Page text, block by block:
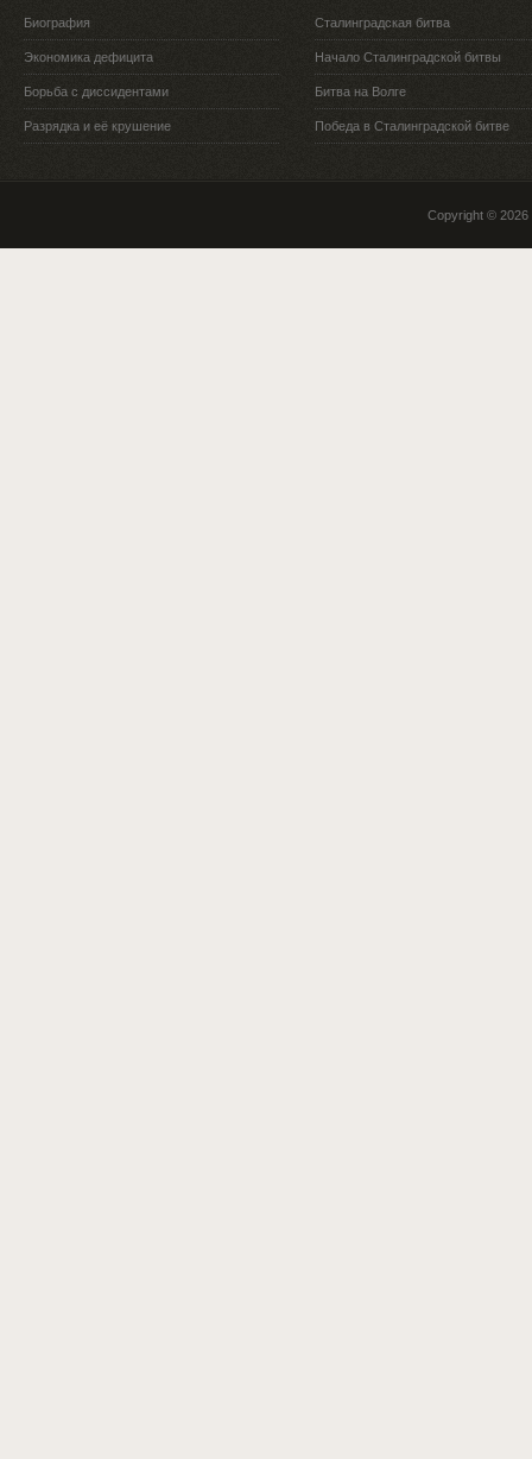
Биография
Экономика дефицита
Борьба с диссидентами
Разрядка и её крушение
Сталинградская битва
Начало Сталинградской битвы
Битва на Волге
Победа в Сталинградской битве
Copyright © 2026